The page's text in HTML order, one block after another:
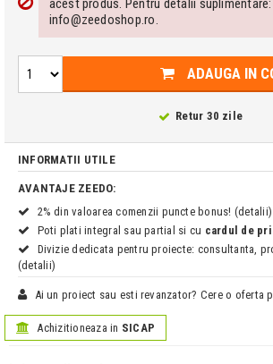
info@zeedoshop.ro.
ADAUGA IN
Retur 30 zile
INFORMATII UTILE
AVANTAJE ZEEDO:
2% din valoarea comenzii puncte bonus! (detalii)
Poti plati integral sau partial si cu cardul de
Divizie dedicata pentru proiecte: consultanta,
(detalii)
Ai un proiect sau esti revanzator? Cere o oferta
Achizitioneaza in SICAP